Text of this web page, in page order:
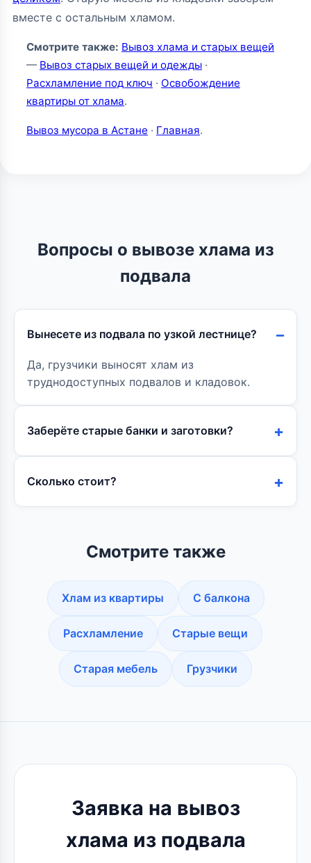
вместе с остальным хламом.
Смотрите также: Вывоз хлама и старых вещей
— Вывоз старых вещей и одежды ·
Расхламление под ключ · Освобождение
квартиры от хлама.
Вывоз мусора в Астане · Главная.
Вопросы о вывозе хлама из
подвала
Вынесете из подвала по узкой лестнице?
Да, грузчики выносят хлам из
труднодоступных подвалов и кладовок.
Заберёте старые банки и заготовки?
Сколько стоит?
Смотрите также
Хлам из квартиры С балкона
Расхламление Старые вещи
Старая мебель Грузчики
Заявка на вывоз
хлама из подвала